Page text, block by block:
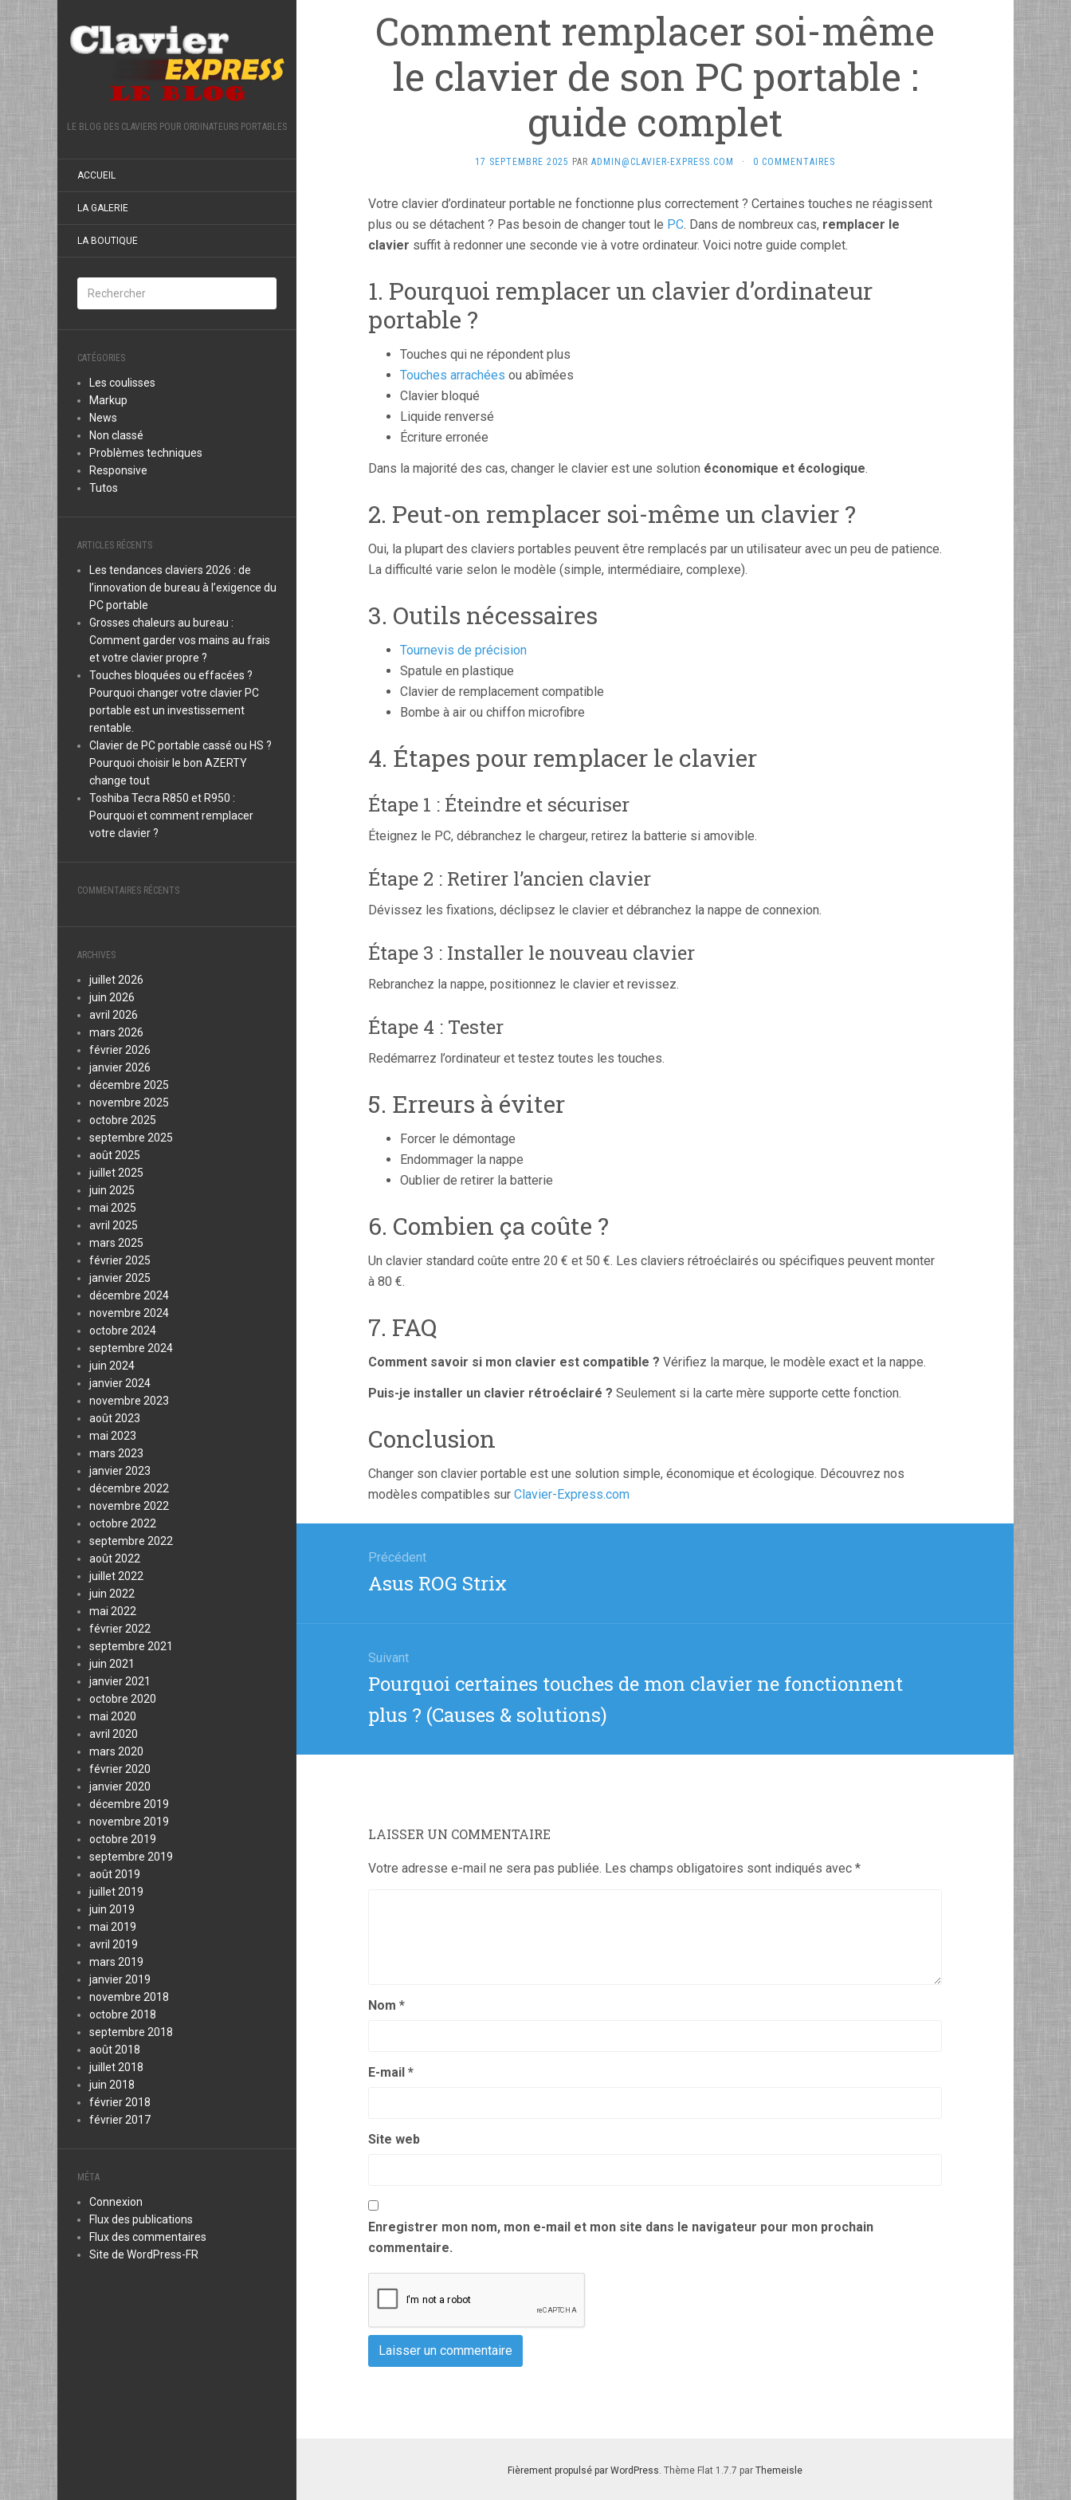
LE BLOG DES CLAVIERS POUR ORDINATEURS PORTABLES
ACCUEIL
LA GALERIE
LA BOUTIQUE
CATÉGORIES
Les coulisses
Markup
News
Non classé
Problèmes techniques
Responsive
Tutos
ARTICLES RÉCENTS
Les tendances claviers 2026 : de
l’innovation de bureau à l’exigence du
PC portable
Grosses chaleurs au bureau :
Comment garder vos mains au frais
et votre clavier propre ?
Touches bloquées ou effacées ?
Pourquoi changer votre clavier PC
portable est un investissement
rentable.
Clavier de PC portable cassé ou HS ?
Pourquoi choisir le bon AZERTY
change tout
Toshiba Tecra R850 et R950 :
Pourquoi et comment remplacer
votre clavier ?
COMMENTAIRES RÉCENTS
ARCHIVES
juillet 2026
juin 2026
avril 2026
mars 2026
février 2026
janvier 2026
décembre 2025
novembre 2025
octobre 2025
septembre 2025
août 2025
juillet 2025
juin 2025
mai 2025
avril 2025
mars 2025
février 2025
janvier 2025
décembre 2024
novembre 2024
octobre 2024
septembre 2024
juin 2024
janvier 2024
novembre 2023
août 2023
mai 2023
mars 2023
janvier 2023
décembre 2022
novembre 2022
octobre 2022
septembre 2022
août 2022
juillet 2022
juin 2022
mai 2022
février 2022
septembre 2021
juin 2021
janvier 2021
octobre 2020
mai 2020
avril 2020
mars 2020
février 2020
janvier 2020
décembre 2019
novembre 2019
octobre 2019
septembre 2019
août 2019
juillet 2019
juin 2019
mai 2019
avril 2019
mars 2019
janvier 2019
novembre 2018
octobre 2018
septembre 2018
août 2018
juillet 2018
juin 2018
février 2018
février 2017
MÉTA
Connexion
Flux des publications
Flux des commentaires
Site de WordPress-FR
Comment remplacer soi-même
le clavier de son PC portable :
guide complet
17 SEPTEMBRE 2025 PAR ADMIN@CLAVIER-EXPRESS.COM · 0 COMMENTAIRES
Votre clavier d’ordinateur portable ne fonctionne plus correctement ? Certaines touches ne réagissent
plus ou se détachent ? Pas besoin de changer tout le PC. Dans de nombreux cas, remplacer le
clavier suffit à redonner une seconde vie à votre ordinateur. Voici notre guide complet.
1. Pourquoi remplacer un clavier d’ordinateur
portable ?
Touches qui ne répondent plus
Touches arrachées ou abîmées
Clavier bloqué
Liquide renversé
Écriture erronée
Dans la majorité des cas, changer le clavier est une solution économique et écologique.
2. Peut-on remplacer soi-même un clavier ?
Oui, la plupart des claviers portables peuvent être remplacés par un utilisateur avec un peu de patience.
La difficulté varie selon le modèle (simple, intermédiaire, complexe).
3. Outils nécessaires
Tournevis de précision
Spatule en plastique
Clavier de remplacement compatible
Bombe à air ou chiffon microfibre
4. Étapes pour remplacer le clavier
Étape 1 : Éteindre et sécuriser
Éteignez le PC, débranchez le chargeur, retirez la batterie si amovible.
Étape 2 : Retirer l’ancien clavier
Dévissez les fixations, déclipsez le clavier et débranchez la nappe de connexion.
Étape 3 : Installer le nouveau clavier
Rebranchez la nappe, positionnez le clavier et revissez.
Étape 4 : Tester
Redémarrez l’ordinateur et testez toutes les touches.
5. Erreurs à éviter
Forcer le démontage
Endommager la nappe
Oublier de retirer la batterie
6. Combien ça coûte ?
Un clavier standard coûte entre 20 € et 50 €. Les claviers rétroéclairés ou spécifiques peuvent monter
à 80 €.
7. FAQ
Comment savoir si mon clavier est compatible ? Vérifiez la marque, le modèle exact et la nappe.
Puis-je installer un clavier rétroéclairé ? Seulement si la carte mère supporte cette fonction.
Conclusion
Changer son clavier portable est une solution simple, économique et écologique. Découvrez nos
modèles compatibles sur Clavier-Express.com
l’article
Précédent
Article
Asus ROG Strix
Suivant
Article
Pourquoi certaines touches de mon clavier ne fonctionnent
plus ? (Causes & solutions)
LAISSER UN COMMENTAIRE
Votre adresse e-mail ne sera pas publiée. Les champs obligatoires sont indiqués avec *
Nom *
E-mail *
Site web
Enregistrer mon nom, mon e-mail et mon site dans le navigateur pour mon prochain
commentaire.
Fièrement propulsé par WordPress. Thème Flat 1.7.7 par Themeisle